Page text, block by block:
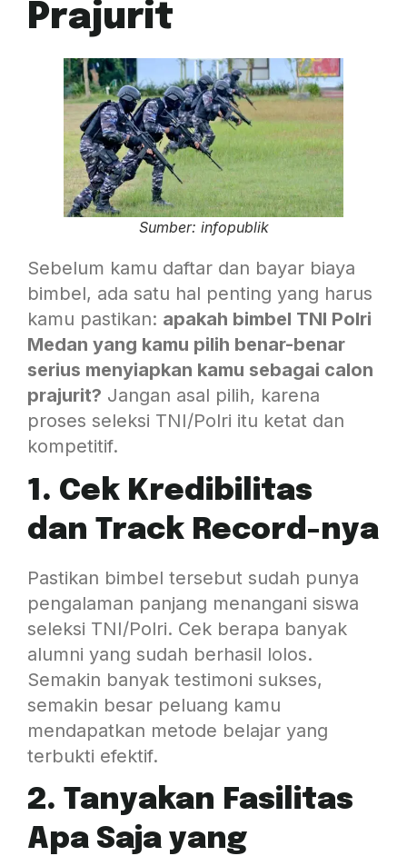
Prajurit
Sumber: infopublik
Sebelum kamu daftar dan bayar biaya
bimbel, ada satu hal penting yang harus
kamu pastikan: apakah bimbel TNI Polri
Medan yang kamu pilih benar-benar
serius menyiapkan kamu sebagai calon
prajurit? Jangan asal pilih, karena
proses seleksi TNI/Polri itu ketat dan
kompetitif.
1. Cek Kredibilitas
dan Track Record-nya
Pastikan bimbel tersebut sudah punya
pengalaman panjang menangani siswa
seleksi TNI/Polri. Cek berapa banyak
alumni yang sudah berhasil lolos.
Semakin banyak testimoni sukses,
semakin besar peluang kamu
mendapatkan metode belajar yang
terbukti efektif.
2. Tanyakan Fasilitas
Apa Saja yang